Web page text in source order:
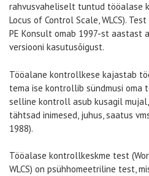
rahvusvaheliselt tuntud tööalase
Locus of Control Scale, WLCS).
PE Konsult omab 1997-st aastast
versiooni kasutusõigust.
Tööalane kontrollkese kajastab
tema ise kontrollib sündmusi oma
selline kontroll asub kusagil
tähtsad inimesed, juhus, saatus
1988).
Tööalase kontrollkeskme test
WLCS) on psühhomeetriline test,